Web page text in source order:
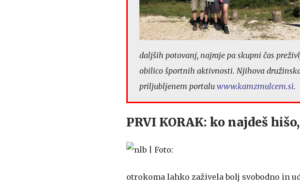
daljših potovanj, najraje pa skupni čas
obilico športnih aktivnosti. Njihova
priljubljenem portalu www.kamzmulcem.si.
PRVI KORAK: ko najdeš
otrokoma lahko zaživela bolj svobodno in